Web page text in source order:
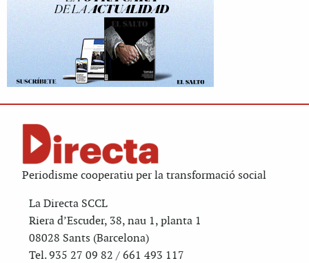
Periodisme cooperatiu per la transformació social
La Directa SCCL
Riera d’Escuder, 38, nau 1, planta 1
08028 Sants (Barcelona)
Tel. 935 27 09 82 / 661 493 117